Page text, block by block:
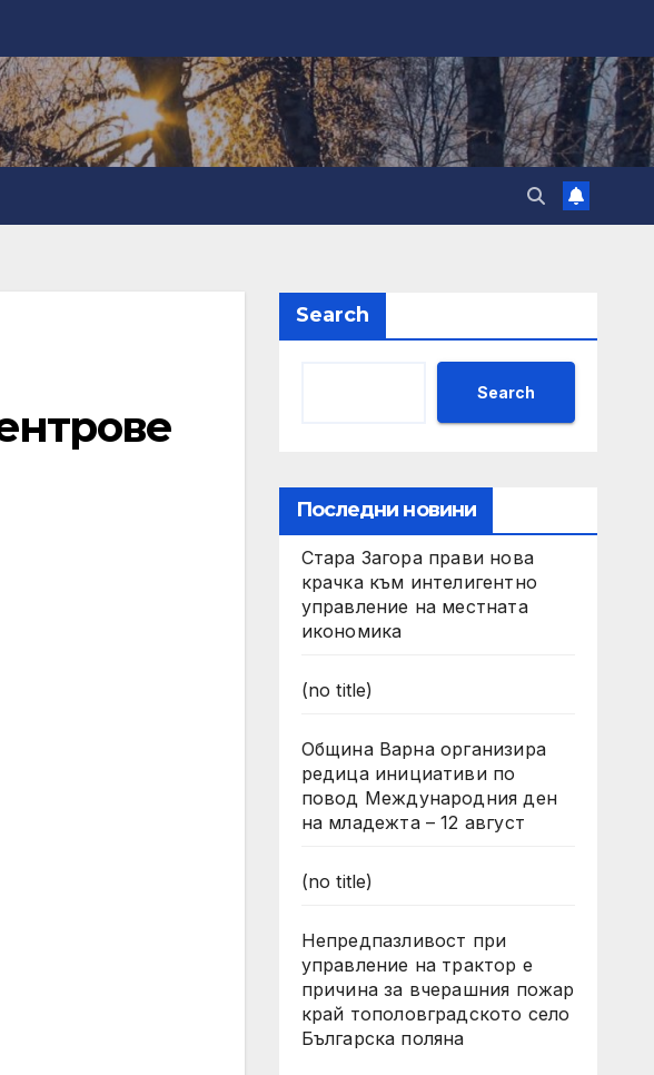
Search
Search
Последни новини
Стара Загора прави нова
крачка към интелигентно
управление на местната
икономика
(no title)
Община Варна организира
редица инициативи по
повод Международния ден
на младежта – 12 август
(no title)
Непредпазливост при
управление на трактор е
причина за вчерашния пожар
край тополовградското село
Българска поляна